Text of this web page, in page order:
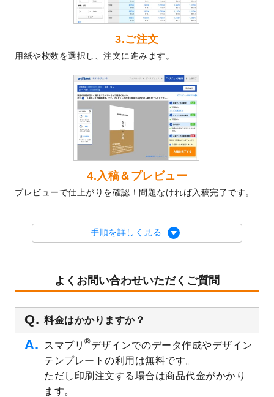
DMのデザインテンプレートを追加しまし
た。
【新商品】ステッカー
なりました！
2024年版4月始まりのカレンダーデザイン
テンプレートを公開いたしました。
2024年辰年の年賀ポスターデザインテンプ
レート
を公開いたしました。
箔押し年賀状のデザインテンプレート
開いたしました。
クリアファイル、封筒、うちわにてオリジ
ナルデザインで作成できるようになりまし
た！
を公開いたしました。
2023/9/1
2024年版1月始まりのカレンダーデザイン
オリジナルサイズ、変型サイズで作成でき
るようになりました！
2023/8/18
チケットのデザインテンプレートを追加し
ました。
2023/8/7
【新商品】チケット
が作成できるようにな
りました！
美容・エステのチラシデザインテンプレー
トを追加しました。
3.ご注文
用紙や枚数を選択し、注文に進みます。
4.入稿＆プレビュー
プレビューで仕上がりを確認！問題なければ入稿完了です。
手順を詳しく見る
よくお問い合わせいただくご質問
料金はかかりますか？
スマプリ ®デザインでのデータ作成やデザイン
テンプレートの利用は無料です。
ただし印刷注文する場合は商品代金がかかり
ます。